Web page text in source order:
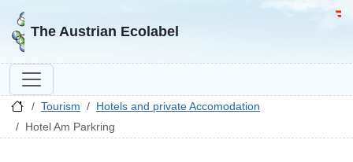
Go to homepage
The Austrian Ecolabel
Tourism
Hotels and private Accomodation
Hotel Am Parkring